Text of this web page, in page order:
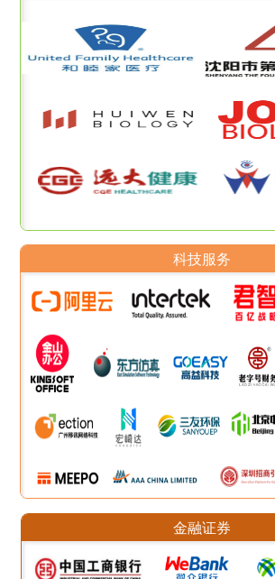
科技服务
金融证券